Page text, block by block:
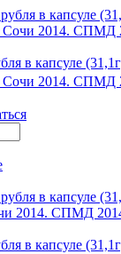
в капсуле
Сочи 2014. СПМД
в капсуле